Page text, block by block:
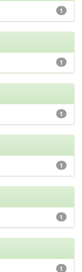
1
1
1
1
1
1